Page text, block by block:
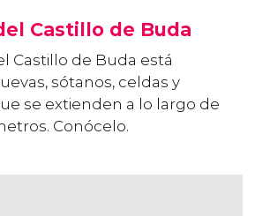
Castillo de Buda
Castillo de Buda está
sótanos, celdas y
se extienden a lo largo de
Conócelo.